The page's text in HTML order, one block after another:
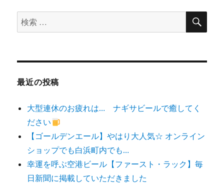
検
索
象:
検
最近の投稿
大型連休のお疲れは… ナギサビールで癒してく
ださい
【ゴールデンエール】やはり大人気☆ オンライン
ショップでも白浜町内でも…
幸運を呼ぶ空港ビール【ファースト・ラック】毎
日新聞に掲載していただきました